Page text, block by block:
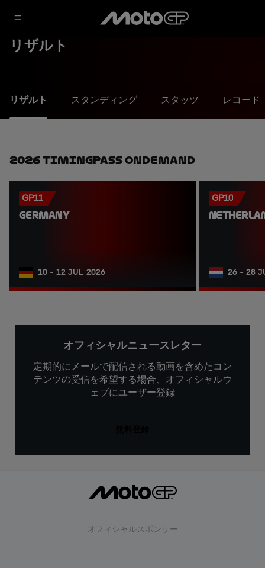
リザルト
リザルト スタンディング スタッツ レコード
2026 TimingPass OnDemand
GP11
GERMANY
10 - 12 JUL 2026
GP10
26 - 28
オフィシャルニュースレター
定期的にメールで配信される動画を含めたコン
テンツの受信を希望する場合、オフィシャルウ
ェブにユーザー登録
オフィシャルスポンサー